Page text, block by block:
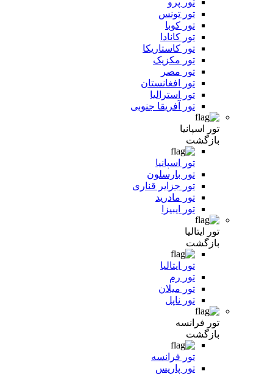
تور پرو
تور تونس
تور کوبا
تور کانادا
تور کاستاریکا
تور مکزیک
تور مصر
تور افغانستان
تور استرالیا
تور آفریقا جنوبی
تور اسپانیا
بازگشت
تور اسپانیا
تور بارسلون
تور جزایر قناری
تور مادرید
تور ایبیزا
تور ایتالیا
بازگشت
تور ایتالیا
تور رم
تور میلان
تور ناپل
تور فرانسه
بازگشت
تور فرانسه
تور پاریس